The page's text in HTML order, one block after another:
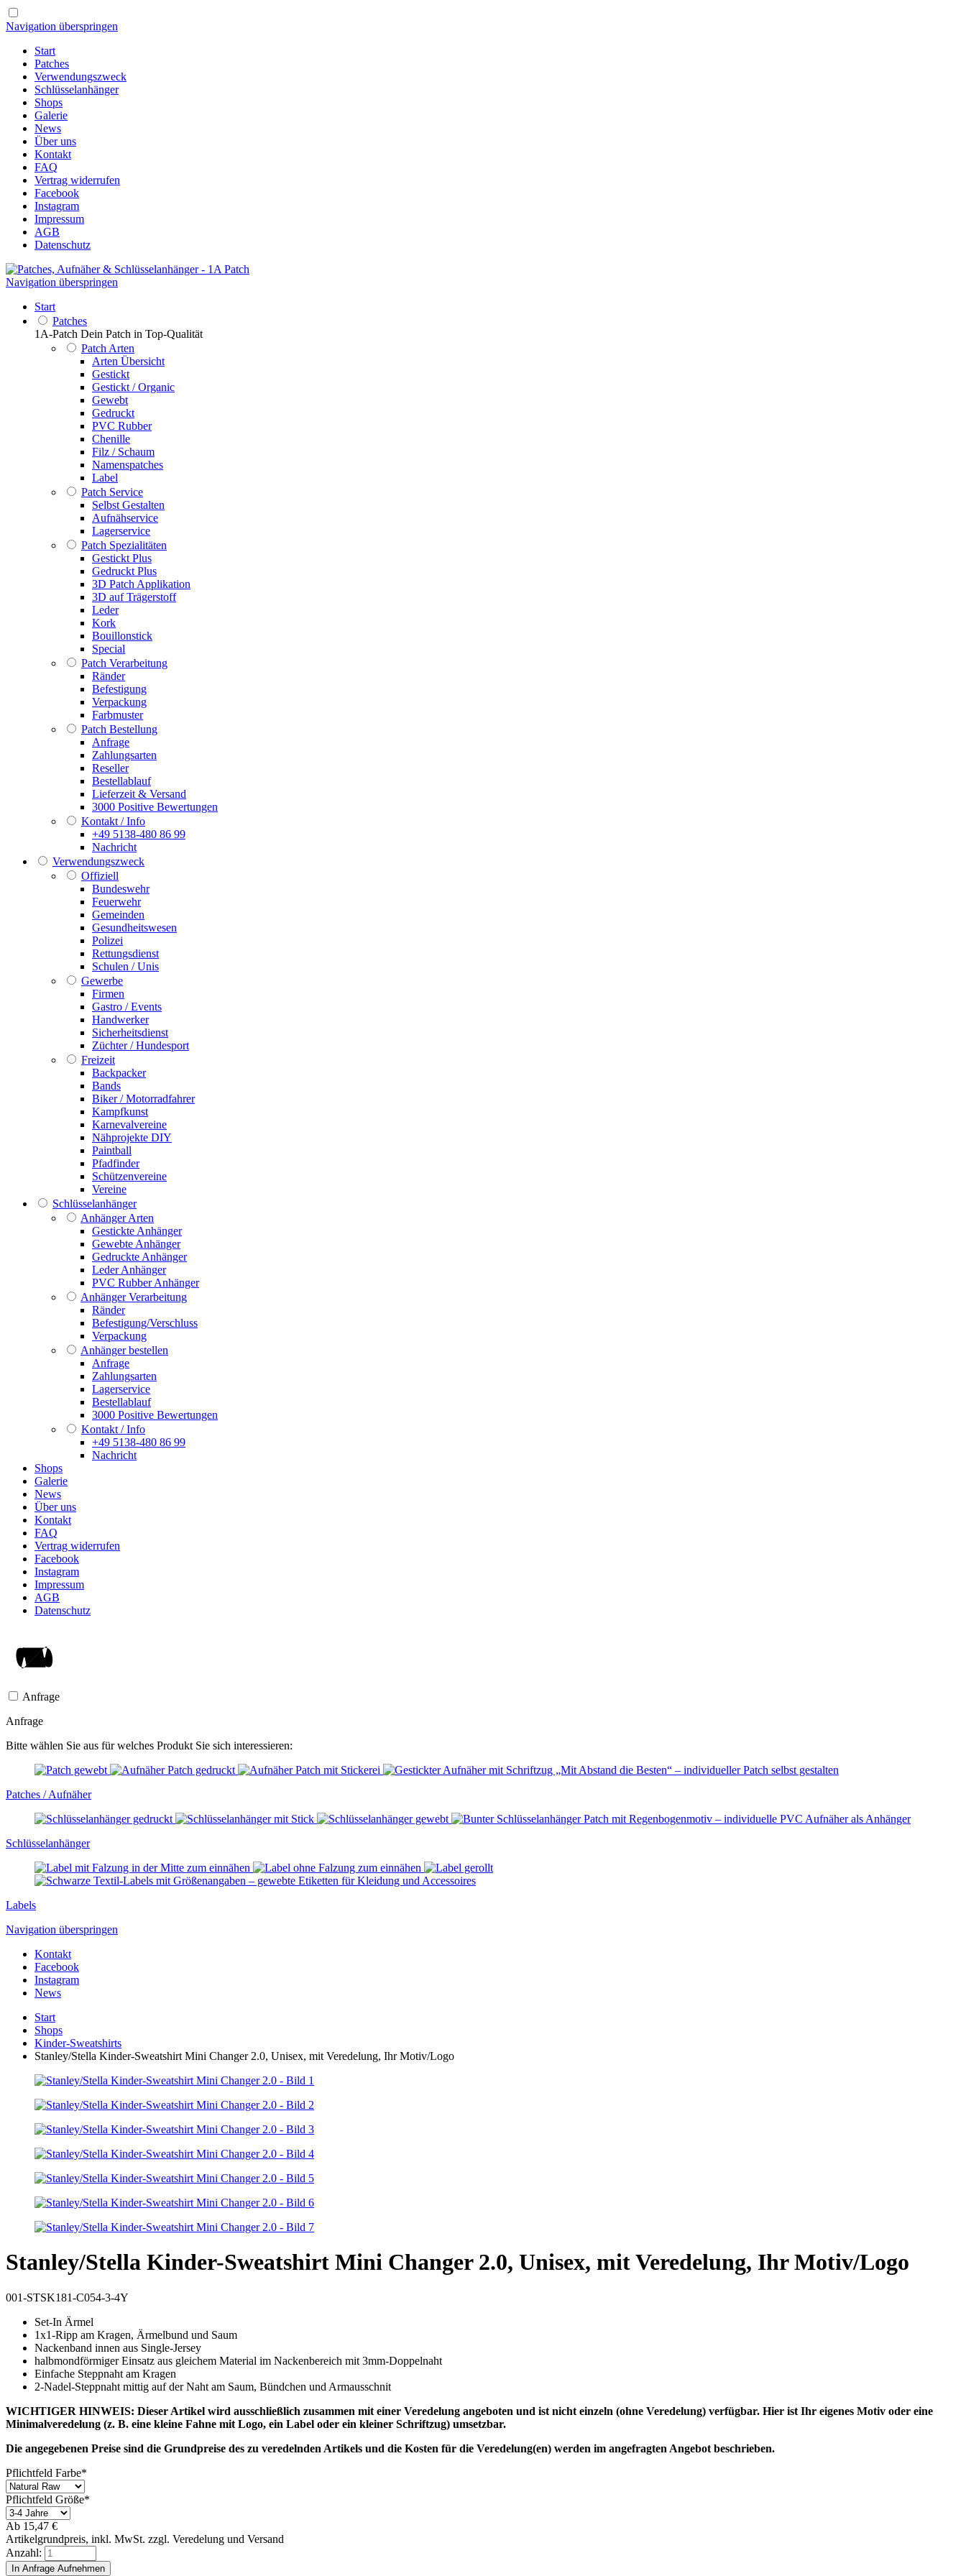
Navigation überspringen
Start
Patches
Verwendungszweck
Schlüsselanhänger
Shops
Galerie
News
Über uns
Kontakt
FAQ
Vertrag widerrufen
Facebook
Instagram
Impressum
AGB
Datenschutz
Navigation überspringen
Start
Patches
1A-Patch Dein Patch in Top-Qualität
Patch Arten
Arten Übersicht
Gestickt
Gestickt / Organic
Gewebt
Gedruckt
PVC Rubber
Chenille
Filz / Schaum
Namenspatches
Label
Patch Service
Selbst Gestalten
Aufnähservice
Lagerservice
Patch Spezialitäten
Gestickt Plus
Gedruckt Plus
3D Patch Applikation
3D auf Trägerstoff
Leder
Kork
Bouillonstick
Special
Patch Verarbeitung
Ränder
Befestigung
Verpackung
Farbmuster
Patch Bestellung
Anfrage
Zahlungsarten
Reseller
Bestellablauf
Lieferzeit & Versand
3000 Positive Bewertungen
Kontakt / Info
+49 5138-480 86 99
Nachricht
Verwendungszweck
Offiziell
Bundeswehr
Feuerwehr
Gemeinden
Gesundheitswesen
Polizei
Rettungsdienst
Schulen / Unis
Gewerbe
Firmen
Gastro / Events
Handwerker
Sicherheitsdienst
Züchter / Hundesport
Freizeit
Backpacker
Bands
Biker / Motorradfahrer
Kampfkunst
Karnevalvereine
Nähprojekte DIY
Paintball
Pfadfinder
Schützenvereine
Vereine
Schlüsselanhänger
Anhänger Arten
Gestickte Anhänger
Gewebte Anhänger
Gedruckte Anhänger
Leder Anhänger
PVC Rubber Anhänger
Anhänger Verarbeitung
Ränder
Befestigung/Verschluss
Verpackung
Anhänger bestellen
Anfrage
Zahlungsarten
Lagerservice
Bestellablauf
3000 Positive Bewertungen
Kontakt / Info
+49 5138-480 86 99
Nachricht
Shops
Galerie
News
Über uns
Kontakt
FAQ
Vertrag widerrufen
Facebook
Instagram
Impressum
AGB
Datenschutz
Anfrage
Anfrage
Bitte wählen Sie aus für welches Produkt Sie sich interessieren:
Patches / Aufnäher
Schlüssel­anhänger
Labels
Navigation überspringen
Kontakt
Facebook
Instagram
News
Start
Shops
Kinder-Sweatshirts
Stanley/Stella Kinder-Sweatshirt Mini Changer 2.0, Unisex, mit Veredelung, Ihr Motiv/Logo
Stanley/Stella Kinder-Sweatshirt Mini Changer 2.0, Unisex, mit Veredelung, Ihr Motiv/Logo
001-STSK181-C054-3-4Y
Set-In Ärmel
1x1-Ripp am Kragen, Ärmelbund und Saum
Nackenband innen aus Single-Jersey
halbmondförmiger Einsatz aus gleichem Material im Nackenbereich mit 3mm-Doppelnaht
Einfache Steppnaht am Kragen
2-Nadel-Steppnaht mittig auf der Naht am Saum, Bündchen und Armausschnit
WICHTIGER HINWEIS: Dieser Artikel wird ausschließlich zusammen mit einer Veredelung angeboten und ist nicht einzeln (ohne Veredelung) verfügbar. Hier ist Ihr eigenes Motiv oder eine
Minimalveredelung (z. B. eine kleine Fahne mit Logo, ein Label oder ein kleiner Schriftzug) umsetzbar.
Die angegebenen Preise sind die Grundpreise des zu veredelnden Artikels und die Kosten für die Veredelung(en) werden im angefragten Angebot beschrieben.
Pflichtfeld Farbe*
Pflichtfeld Größe*
Ab 15,47 €
Artikelgrundpreis, inkl. MwSt. zzgl. Veredelung und Versand
Anzahl: